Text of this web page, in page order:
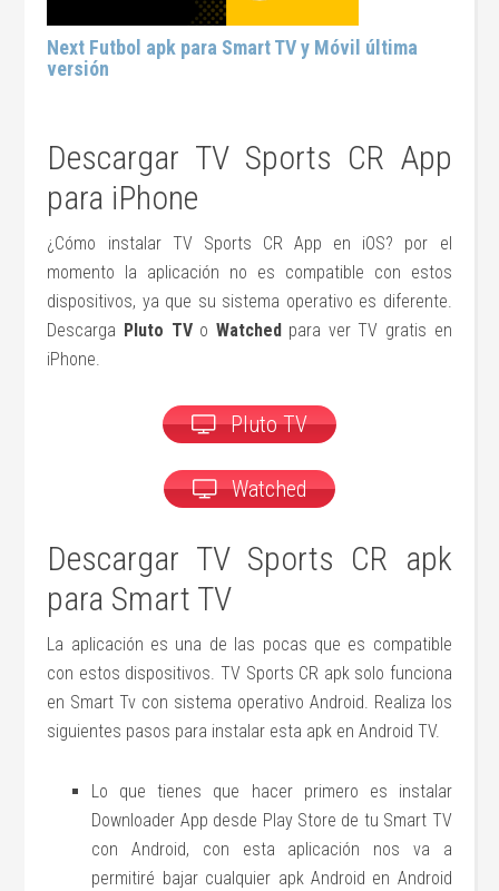
Next Futbol apk para Smart TV y Móvil última
versión
Descargar TV Sports CR App
para iPhone
¿Cómo instalar TV Sports CR App en iOS? por el
momento la aplicación no es compatible con estos
dispositivos, ya que su sistema operativo es diferente.
Descarga Pluto TVo Watchedpara ver TV gratis en
iPhone.
Pluto TV
Watched
Descargar TV Sports CR apk
para Smart TV
La aplicación es una de las pocas que es compatible
con estos dispositivos. TV Sports CR apk solo funciona
en Smart Tv con sistema operativo Android. Realiza los
siguientes pasos para instalar esta apk en Android TV.
Lo que tienes que hacer primero es instalar
Downloader App desde Play Store de tu Smart TV
con Android, con esta aplicación nos va a
permitiré bajar cualquier apk Android en Android